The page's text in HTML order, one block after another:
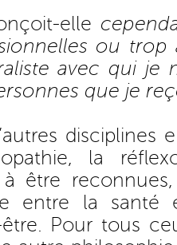
elle
ou trop
avec qui je
que je
disciplines
la
à être
entre la santé
Pour tous